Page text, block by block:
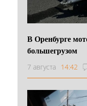
В Оренбурге
большегрузом
7 августа 14:42